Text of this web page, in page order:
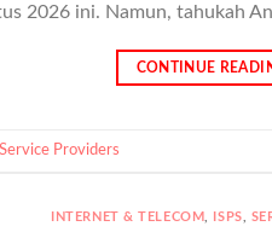
2026 ini. Namun, tahukah
CONTINUE
Service Providers
INTERNET & TELECOM ISPS